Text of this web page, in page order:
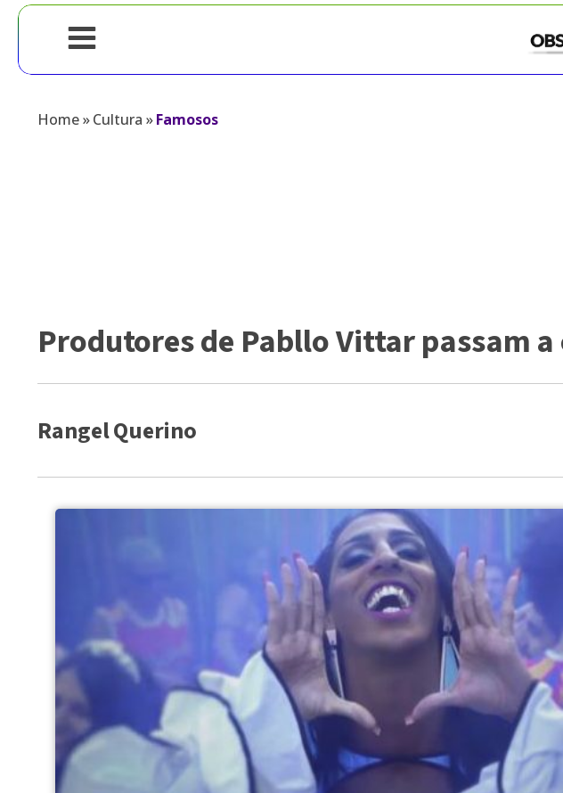
Home»Cultura »Famosos
Produtores de Pabllo Vittar passam
Rangel Querino